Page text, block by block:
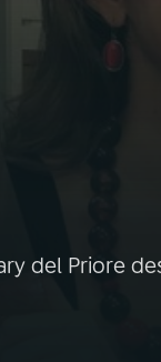
del Priore